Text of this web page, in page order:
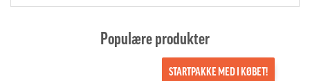
Populære produkter
STARTPAKKE MED I KØBET!